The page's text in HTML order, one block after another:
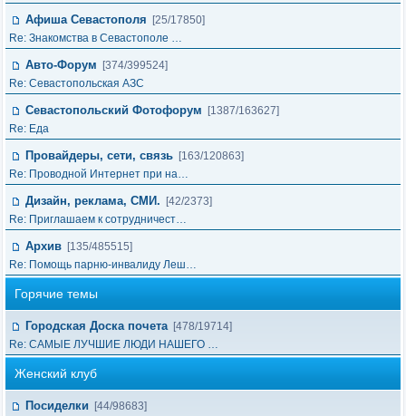
Афиша Севастополя
[25/17850]
Re: Знакомства в Севастополе …
Авто-Форум
[374/399524]
Re: Севастопольская АЗС
Севастопольский Фотофорум
[1387/163627]
Re: Еда
Провайдеры, сети, связь [163/120863]
Re: Проводной Интернет при на…
Дизайн, реклама, СМИ.
[42/2373]
Re: Приглашаем к сотрудничест…
Архив [135/485515]
Re: Помощь парню-инвалиду Леш…
Горячие темы
Городская Доска почета [478/19714]
Re: САМЫЕ ЛУЧШИЕ ЛЮДИ НАШЕГО …
Женский клуб
Посиделки
[44/98683]